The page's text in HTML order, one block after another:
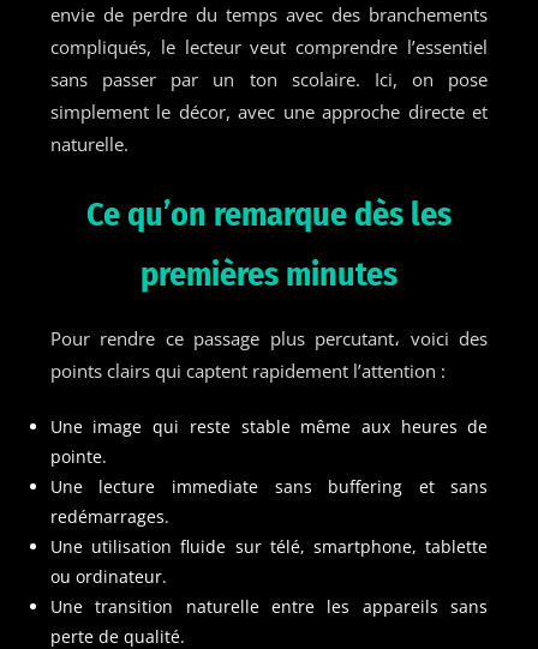
envie de perdre du temps avec des branchements
compliqués, le lecteur veut comprendre l’essentiel
sans passer par un ton scolaire. Ici, on pose
simplement le décor, avec une approche directe et
naturelle.
Ce qu’on remarque dès les
premières minutes
Pour rendre ce passage plus percutant، voici des
points clairs qui captent rapidement l’attention :
Une image qui reste stable même aux heures de
pointe.
Une lecture immediate sans buffering et sans
redémarrages.
Une utilisation fluide sur télé, smartphone, tablette
ou ordinateur.
Une transition naturelle entre les appareils sans
perte de qualité.